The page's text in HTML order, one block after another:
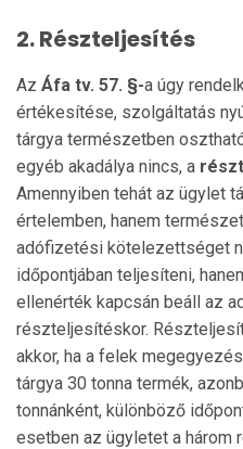
2.Részteljesítés
Az Áfa tv. 57. §-a úgy
értékesítése, szolgáltatás
tárgya természetben
egyéb akadálya nincs, a
Amennyiben tehát az ügylet
értelemben, hanem
adófizetési kötelezettséget
időpontjában teljesíteni,
ellenérték kapcsán beáll az
részteljesítéskor.
akkor, ha a felek
tárgya 30 tonna termék,
tonnánként, különböző
esetben az ügyletet a